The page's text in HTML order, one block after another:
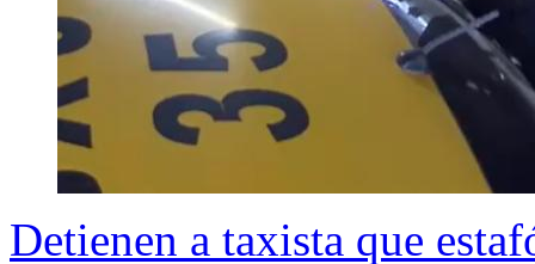
Detienen a taxista que